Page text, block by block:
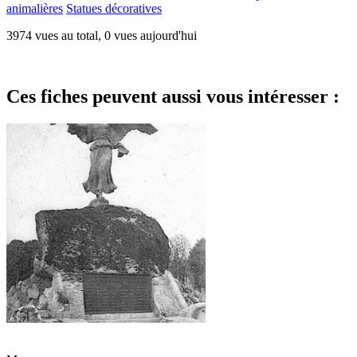
animalières Statues décoratives
3974 vues au total, 0 vues aujourd'hui
Ces fiches peuvent aussi vous intéresser :